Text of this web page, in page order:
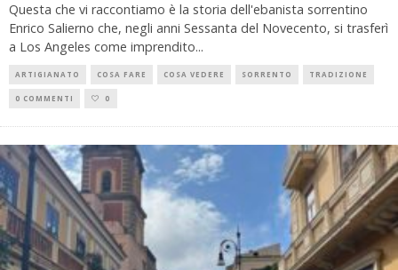
Questa che vi raccontiamo è la storia dell'ebanista sorrentino
Enrico Salierno che, negli anni Sessanta del Novecento, si trasferì
a Los Angeles come imprendito...
ARTIGIANATO COSA FARE COSA VEDERE SORRENTO TRADIZIONE
0 COMMENTI 0